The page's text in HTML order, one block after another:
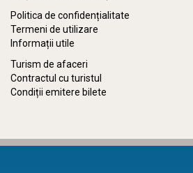
Politica de confidențialitate
Termeni de utilizare
Informații utile
Turism de afaceri
Contractul cu turistul
Condiții emitere bilete